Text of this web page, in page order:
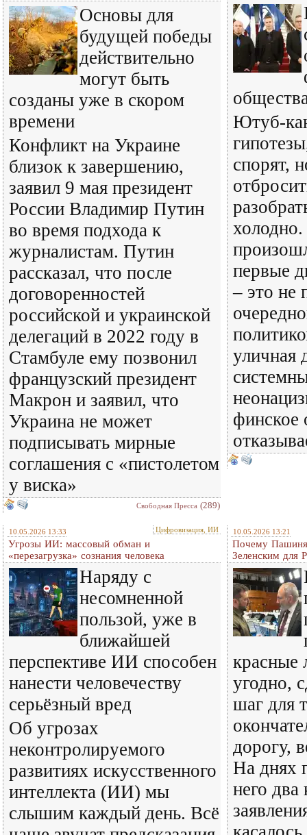
Основы для
будущей победы
действительно
могут быть
созданы уже в скором
времени
Конфликт на Украине
близок к завершению,
заявил 9 мая президент
России Владимир Путин
во время подхода к
журналистам. Путин
рассказал, что после
договоренностей
российской и украинской
делегаций в 2022 году в
Стамбуле ему позвонил
французский президент
Макрон и заявил, что
Украина не может
подписывать мирные
соглашения с «пистолетом
у виска»
Свободная Пресса (289)
Ютуб-
спорят,
первые
– это не
уличная
финское
10.05.2026 13:33 Цифровизация, ИИ
Угрозы ИИ: массовый обман и
«перезагрузка» сознания человека
Наряду с
несомненной
пользой, уже в
ближайшей
перспективе ИИ способен
нанести человечеству
серьёзный вред
Об угрозах
неконтролируемого
развитиях искусственного
интеллекта (ИИ) мы
слышим каждый день. Всё
10.05.2026 13:21
Почему
Зеленским для
красные
угодно,
шаг для
дорогу,
На днях
него